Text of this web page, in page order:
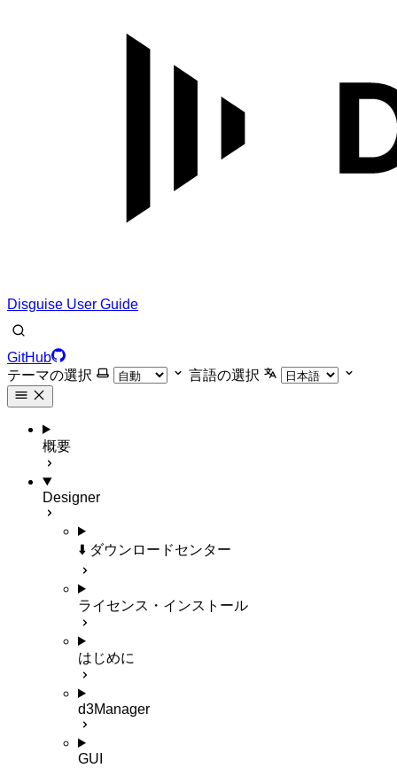
Disguise User Guide
GitHub
テーマの選択
言語の選択
概要
Designer
⬇️ ダウンロードセンター
ライセンス・インストール
はじめに
d3Manager
GUI